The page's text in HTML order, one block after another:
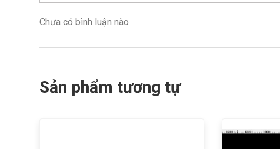
Chưa có bình luận nào
Sản phẩm tương tự